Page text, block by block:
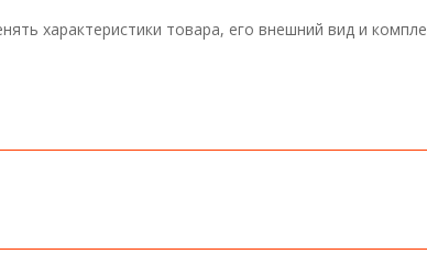
характеристики товара, его внешний вид и